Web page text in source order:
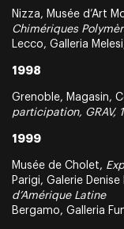
Nizza, Musée d’Art
Chimériques
Lecco, Galleria
1998
Grenoble, Magasin,
participation, GRAV,
1999
Musée de Cholet,
Parigi, Galerie Denise
d’Amérique Latine
Bergamo, Galleria